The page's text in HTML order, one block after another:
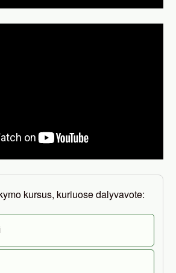
kursus, kuriuose dalyvavote: